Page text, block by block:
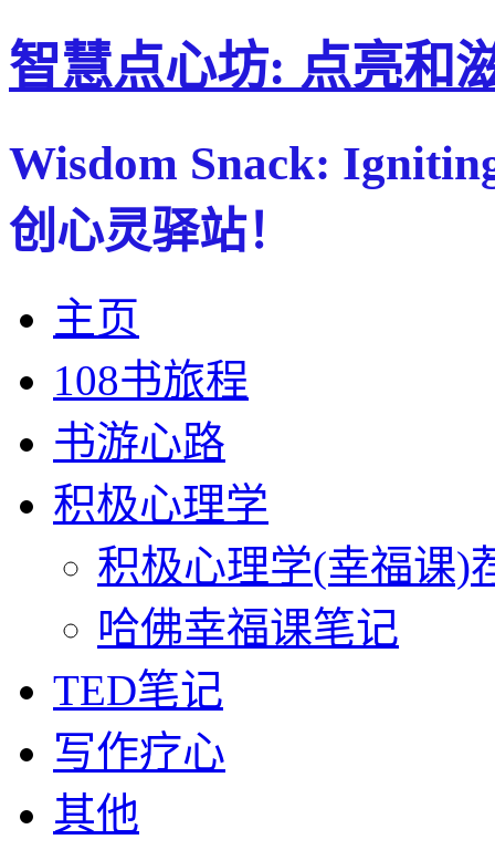
智慧点心坊: 点亮和
Wisdom Snack:
创心灵驿站！
主页
108书旅程
书游心路
积极心理学
积极心理学(幸福课)
哈佛幸福课笔记
TED笔记
写作疗心
其他